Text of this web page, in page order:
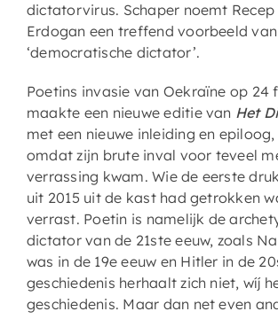
dictatorvirus. Schaper noemt Recep
Erdogan een treffend voorbeeld van
‘democratische dictator’.
Poetins invasie van Oekraïne op 24
maakte een nieuwe editie van Het
met een nieuwe inleiding en
omdat zijn brute inval voor teveel
verrassing kwam. Wie de eerste
uit 2015 uit de kast had getrokken
verrast. Poetin is namelijk de
dictator van de 21ste eeuw, zoals
was in de 19e eeuw en Hitler in de
geschiedenis herhaalt zich niet, wíj
geschiedenis. Maar dan net even